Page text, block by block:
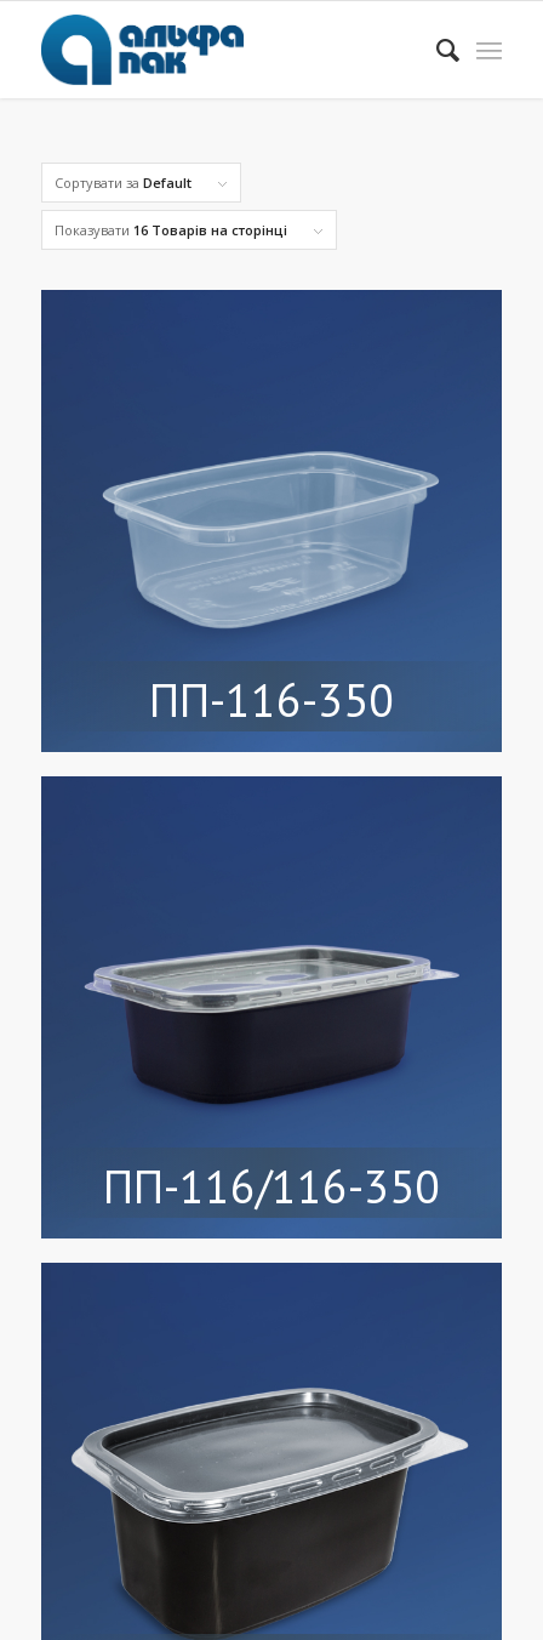
Сортувати за Default
Показувати 16 Товарів на сторінці
ПП-116-350
ПП-116/116-350